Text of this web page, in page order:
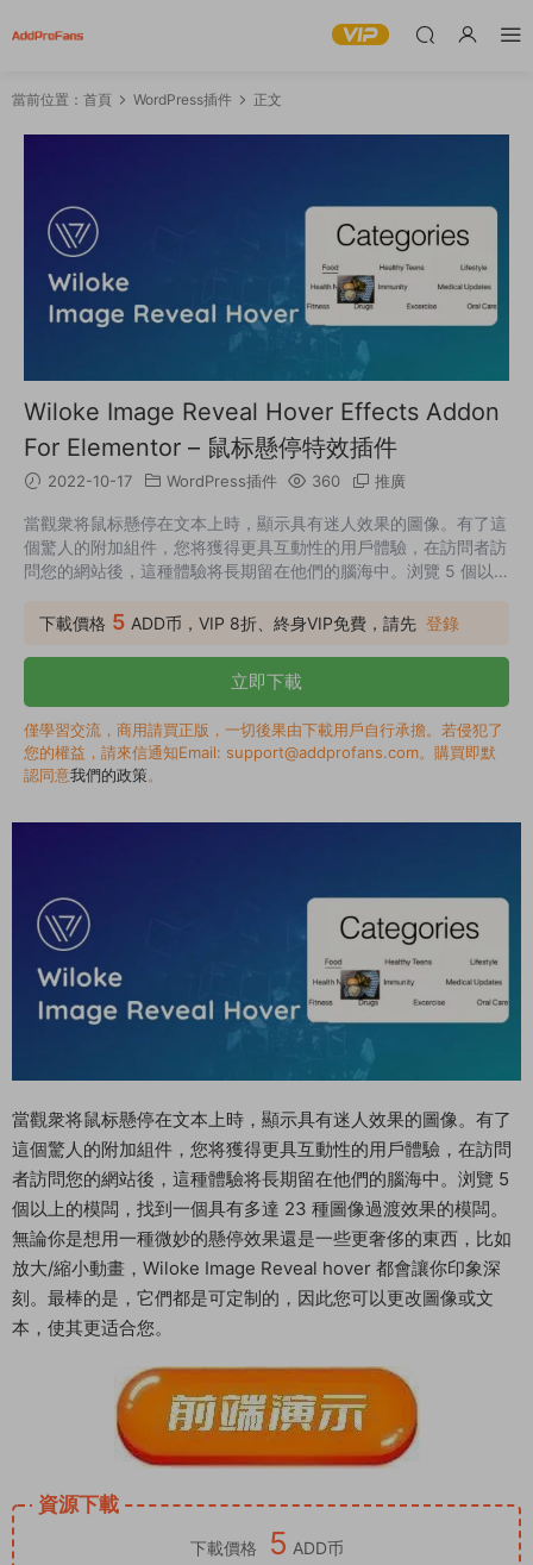
當前位置： 首頁 WordPress插件 正文
Wiloke Image Reveal Hover Effects Addon
For Elementor – 鼠标懸停特效插件
2022-10-17 WordPress插件 360 推廣
當觀衆将鼠标懸停在文本上時，顯示具有迷人效果的圖像。有了這
個驚人的附加組件，您将獲得更具互動性的用戶體驗，在訪問者訪
問您的網站後，這種體驗将長期留在他們的腦海中。浏覽 5 個以
是想用一種微妙的懸停效果還是一些更奢侈的東西，比如放大/縮
是，它們都是可定制的，因此您可以更改圖像或文本，使其更适合
下載價格 5 ADD币，VIP 8折、終身VIP免費，請先 登錄
立即下載
僅學習交流，商用請買正版，一切後果由下載用戶自行承擔。若侵犯了
您的權益，請來信通知Email: support@addprofans.com。購買即默
認同意我們的政策。
當觀衆将鼠标懸停在文本上時，顯示具有迷人效果的圖像。有了
這個驚人的附加組件，您将獲得更具互動性的用戶體驗，在訪問
者訪問您的網站後，這種體驗将長期留在他們的腦海中。浏覽 5
個以上的模闆，找到一個具有多達 23 種圖像過渡效果的模闆。
無論你是想用一種微妙的懸停效果還是一些更奢侈的東西，比如
放大/縮小動畫，Wiloke Image Reveal hover 都會讓你印象深
刻。最棒的是，它們都是可定制的，因此您可以更改圖像或文
本，使其更适合您。
資源下載
下載價格 5 ADD币